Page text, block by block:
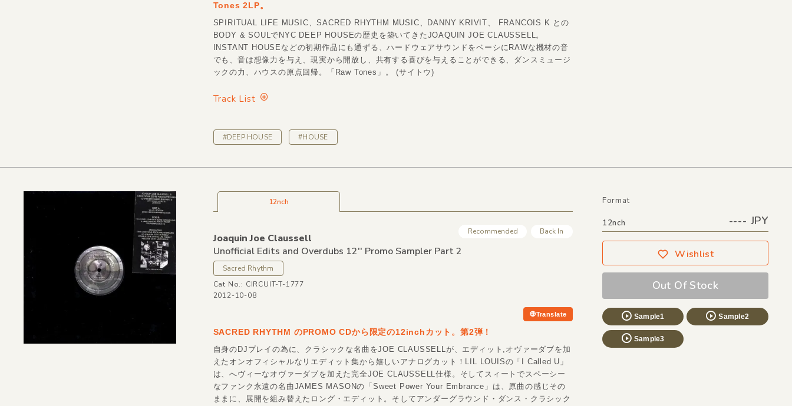
Tones 2LP。
SPIRITUAL LIFE MUSIC、SACRED RHYTHM MUSIC、DANNY KRIVIT、 FRANCOIS K との
BODY & SOULでNYC DEEP HOUSEの歴史を築いてきたJOAQUIN JOE CLAUSSELL。
INSTANT HOUSEなどの初期作品にも通ずる、ハードウェアサウンドをベーシにRAWな機材の音
でも、音は想像力を与え、現実から開放し、共有する喜びを与えることができる、ダンスミュージ
ックの力、ハウスの原点回帰。「Raw Tones」。 (サイトウ)
Track List
#DEEP HOUSE #HOUSE
12nch
Recommended Back In
Joaquin Joe Claussell
Unofficial Edits and Overdubs 12'' Promo Sampler Part 2
Sacred Rhythm
Cat No.: CIRCUIT-T-1777
2012-10-08
Translate
Format
12nch ---- JPY
Wishlist
Out Of Stock
Sample1 Sample2
Sample3
SACRED RHYTHM のPROMO CDから限定の12inchカット。第2弾！
自身のDJプレイの為に、クラシックな名曲をJOE CLAUSSELLが、エディット,オヴァーダブを加
えたオンオフィシャルなリエディット集から嬉しいアナログカット！LIL LOUISの「I Called U」
は、へヴィーなオヴァーダブを加えた完全JOE CLAUSSELL仕様。そしてスィートでスペーシー
なファンク永遠の名曲JAMES MASONの「Sweet Power Your Embrance」は、原曲の感じその
ままに、展開を組み替えたロング・エディット。そしてアンダーグラウンド・ダンス・クラシック